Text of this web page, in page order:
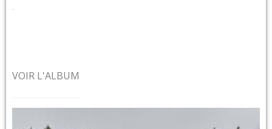
.
VOIR L'ALBUM